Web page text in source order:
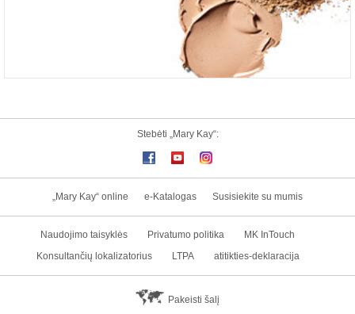
Stebėti „Mary Kay“:
„Mary Kay“ online e-Katalogas Susisiekite su mumis
Naudojimo taisyklės Privatumo politika
MK InTouch
Konsultančių lokalizatorius
LTPA atitikties-deklaracija
Pakeisti šalį